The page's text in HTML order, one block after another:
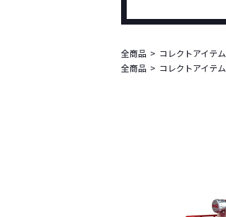
全商品
コレクトアイテム
全商品
コレクトアイテム